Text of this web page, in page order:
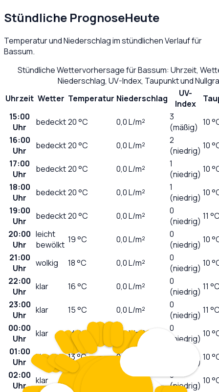
Stündliche PrognoseHeute
Temperatur und Niederschlag im stündlichen Verlauf für
Bassum.
Stündliche Wettervorhersage fürBassum: Uhrzeit,
Niederschlag, UV-Index, Taupunkt und
Uhrzeit Wetter Temperatur Niederschlag
UV-
Index
15:00
Uhr
bedeckt20°C 0,0L/m²
3
(mäßig) 10
16:00
Uhr
bedeckt20°C 0,0L/m²
2
(niedrig) 10
17:00
Uhr
bedeckt20°C 0,0L/m²
1
(niedrig) 10
18:00
Uhr
bedeckt20°C 0,0L/m²
1
(niedrig) 10
19:00
Uhr
bedeckt20°C 0,0L/m²
0
(niedrig) 11
20:00
Uhr
leicht
bewölkt 19°C 0,0L/m²
0
(niedrig) 10
21:00
Uhr
wolkig 18°C 0,0L/m²
0
(niedrig) 10
22:00
Uhr
klar 16°C 0,0L/m²
0
(niedrig) 11
23:00
Uhr
klar 15°C 0,0L/m²
0
(niedrig) 11
00:00
Uhr
klar 14°C 0,0L/m²
0
(niedrig) 10
01:00
Uhr
klar 13°C 0,0
(niedrig) 10
02:00
Uhr
klar L/m²
0
(niedrig) 10